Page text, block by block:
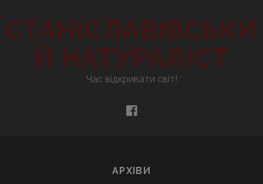
СТАНІСЛАВІВСЬКИ
Й НАТУРАЛІСТ
Час відкривати світ!
facebook
АРХІВИ